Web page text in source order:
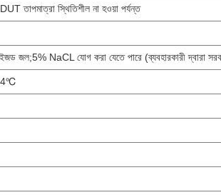
DUT তাপমাত্রা স্থিতিশীল না হওয়া পর্যন্ত
জল;5% NaCL যোগ করা যেতে পারে (ব্যবহারকারী দ্বারা